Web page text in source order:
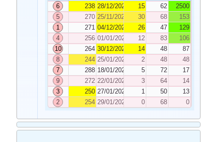
6
238 28/12/2024 15 62
2500
5
270 25/11/2024 30 68
153
1
271 04/12/2024 26 47
129
4
256 01/01/2025 12 83
106
10
264 30/12/2024 14 48
87
8
244 25/01/2025 2 48
48
7
288 18/01/2025 5 72
17
9
272 22/01/2025 3 64
14
3
250 27/01/2025 1 50
13
2
254 29/01/2025 0 68 0